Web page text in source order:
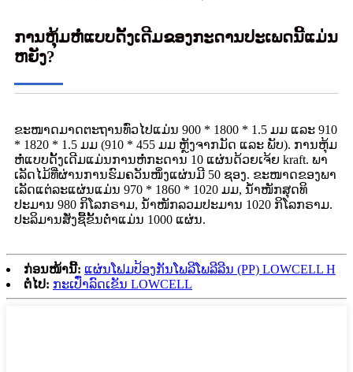
ການຫຸ້ມຫໍ່ແບບດັ້ງເດີມຂອງກະດານປະເພດນີ້ແມ່ນ
ຫຍັງ?
ຂະໜາດມາດຕະຖານທົ່ວໄປແມ່ນ 900 * 1800 * 1.5 ມມ ແລະ 910
* 1820 * 1.5 ມມ (910 * 455 ມມ ຫຼັງຈາກມັດ ແລະ ພັບ). ການຫຸ້ມ
ຫໍ່ແບບດັ້ງເດີມແມ່ນການຫໍ່ກະດານ 10 ແຜ່ນດ້ວຍເຈ້ຍ kraft. ພາ
ເລັດໄມ້ທີ່ຜ່ານການຮົມຄວັນໜຶ່ງແຜ່ນມີ 50 ຊອງ. ຂະໜາດຂອງພາ
ເລັດແຕ່ລະແຜ່ນແມ່ນ 970 * 1860 * 1020 ມມ, ນ້ຳໜັກສຸດທິ
ປະມານ 980 ກິໂລກຣາມ, ນ້ຳໜັກລວມປະມານ 1020 ກິໂລກຣາມ.
ປະລິມານສັ່ງຊື້ຂັ້ນຕ່ຳແມ່ນ 1000 ແຜ່ນ.
ກ່ອນໜ້ານີ້: ແຜ່ນໂຟມປ້ອງກັນໂພລີໂພລີລີນ (PP) LOWCELL H
ຕໍ່ໄປ: ກະເປົ໋າລົດເຂັນ LOWCELL